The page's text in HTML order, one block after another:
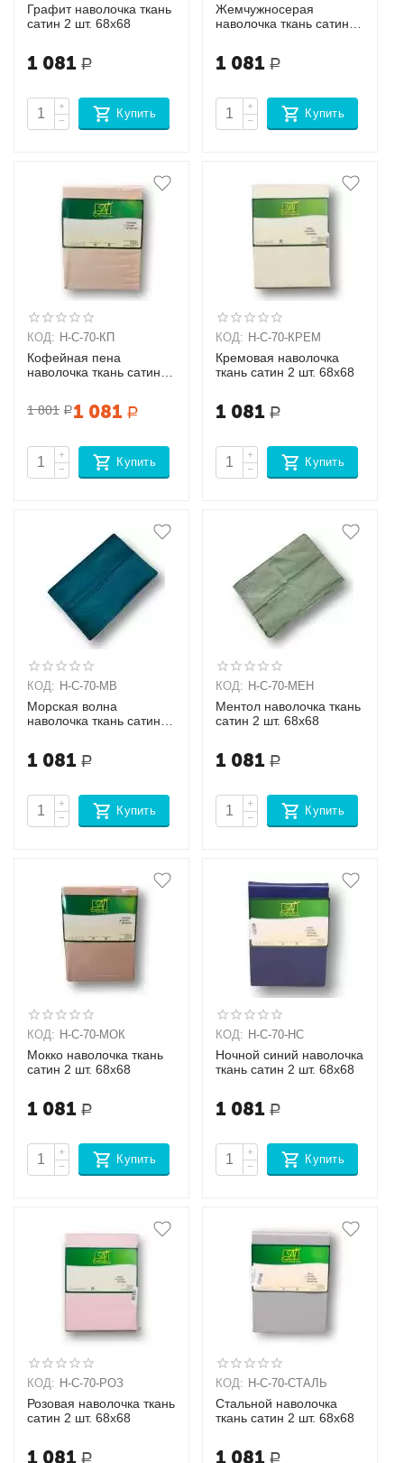
Графит наволочка ткань
сатин 2 шт. 68х68
1 081 Р
+
−
Купить
Жемчужносерая
наволочка ткань сатин 2
1 081 Р
+
−
Купить
КОД: Н-С-70-КП
Кофейная пена
наволочка ткань сатин 2
1 801 Р 1 081 Р
+
−
Купить
КОД: Н-С-70-КРЕМ
Кремовая наволочка
ткань сатин 2 шт. 68х68
1 081 Р
+
−
Купить
КОД: Н-С-70-МВ
Морская волна
наволочка ткань сатин 2
1 081 Р
+
−
Купить
КОД: Н-С-70-МЕН
Ментол наволочка ткань
сатин 2 шт. 68х68
1 081 Р
+
−
Купить
КОД: Н-С-70-МОК
Мокко наволочка ткань
сатин 2 шт. 68х68
1 081 Р
+
−
Купить
КОД: Н-С-70-НС
Ночной синий наволочка
ткань сатин 2 шт. 68х68
1 081 Р
+
−
Купить
КОД: Н-С-70-РОЗ
Розовая наволочка ткань
сатин 2 шт. 68х68
1 081 Р
КОД: Н-С-70-СТАЛЬ
Стальной наволочка
ткань сатин 2 шт. 68х68
1 081 Р